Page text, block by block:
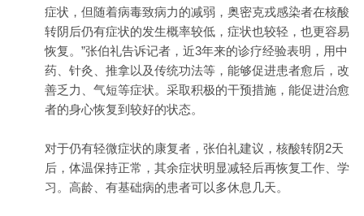
症状，但随着病毒致病力的减弱，奥密克戎感染者在核酸
转阴后仍有症状的发生概率较低，症状也较轻，也更容易
恢复。”张伯礼告诉记者，近3年来的诊疗经验表明，用中
药、针灸、推拿以及传统功法等，能够促进患者愈后，改
善乏力、气短等症状。采取积极的干预措施，能促进治愈
者的身心恢复到较好的状态。
对于仍有轻微症状的康复者，张伯礼建议，核酸转阴2天
后，体温保持正常，其余症状明显减轻后再恢复工作、学
习。高龄、有基础病的患者可以多休息几天。